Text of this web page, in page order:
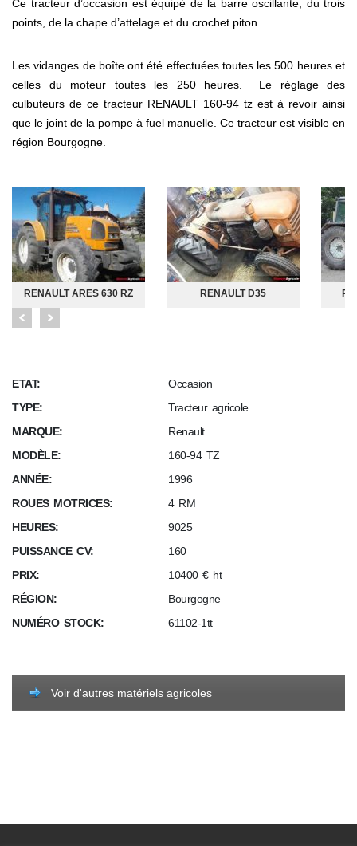
Ce tracteur d’occasion est équipé de la barre oscillante, du trois
points, de la chape d’attelage et du crochet piton.
Les vidanges de boîte ont été effectuées toutes les 500 heures et
celles du moteur toutes les 250 heures. Le réglage des
culbuteurs de ce tracteur RENAULT 160-94 tz est à revoir ainsi
que le joint de la pompe à fuel manuelle. Ce tracteur est visible en
région Bourgogne.
RENAULT ARES 630 RZ RENAULT D35
ETAT:
Occasion
TYPE:
Tracteur agricole
MARQUE:
Renault
MODÈLE:
160-94 TZ
ANNÉE:
1996
ROUES MOTRICES:
4 RM
HEURES:
9025
PUISSANCE CV:
160
PRIX:
10400 € ht
RÉGION:
Bourgogne
NUMÉRO STOCK:
61102-1tt
Voir d'autres matériels agricoles